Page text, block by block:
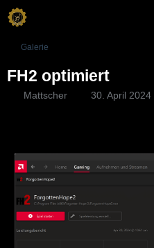
Galerie
FH2 optimiert
Mattscher 30. April